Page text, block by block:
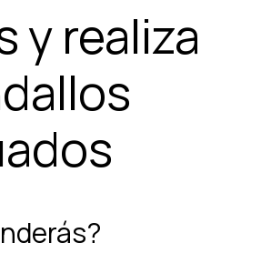
y realiza